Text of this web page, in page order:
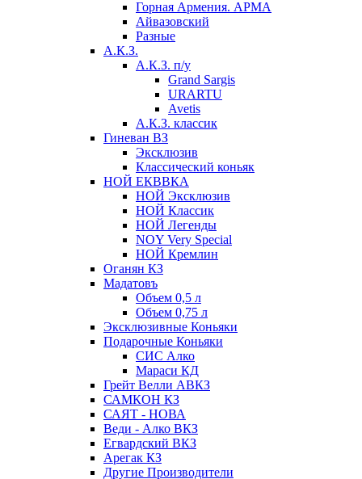
Горная Армения. АРМА
Айвазовский
Разные
А.К.З.
А.К.З. п/у
Grand Sargis
URARTU
Avetis
А.К.З. классик
Гиневан ВЗ
Эксклюзив
Классический коньяк
НОЙ ЕКВВКА
НОЙ Эксклюзив
НОЙ Классик
НОЙ Легенды
NOY Very Speсial
НОЙ Кремлин
Оганян КЗ
Мадатовъ
Объем 0,5 л
Объем 0,75 л
Эксклюзивные Коньяки
Подарочные Коньяки
СИС Алко
Мараси КД
Грейт Велли АВКЗ
САМКОН КЗ
САЯТ - НОВА
Веди - Алко ВКЗ
Егвардский ВКЗ
Арегак КЗ
Другие Производители